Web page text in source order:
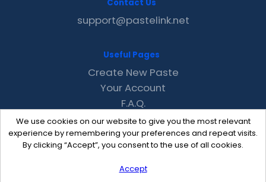
We use cookies on our website to give you the most relevant
experience by remembering your preferences and repeat visits.
By clicking “Accept”, you consent to the use of all cookies.
Accept
Contact Us
support@pastelink.net
Useful Pages
Create New Paste
Your Account
F.A.Q.
Recent
Contact